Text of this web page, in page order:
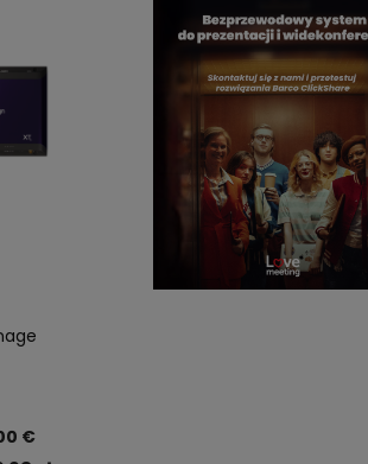
€